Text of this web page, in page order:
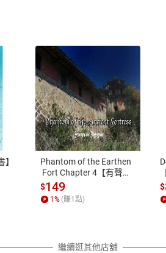
退換貨規範
本店是否提供消費者保護法七日猶豫期
之權利，遽消費者保護法及通訊交易解
除權合理例外情事適用準則，依商品
質各有不同規定。詳細退換貨說明請
照各商品說明。
Phantom of the Earthen
Fort Chapter 4【有聲
書】
$149
1 % (賺1 點)
$
繼續逛其他店舖